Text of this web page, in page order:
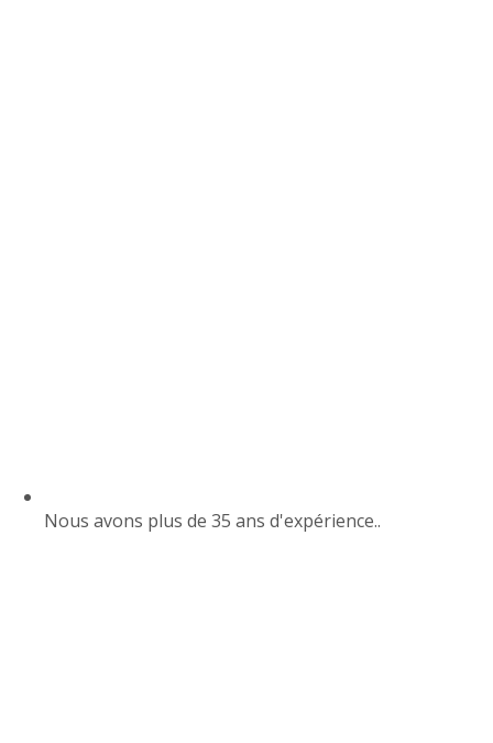
Nous avons plus de 35 ans d'expérience..